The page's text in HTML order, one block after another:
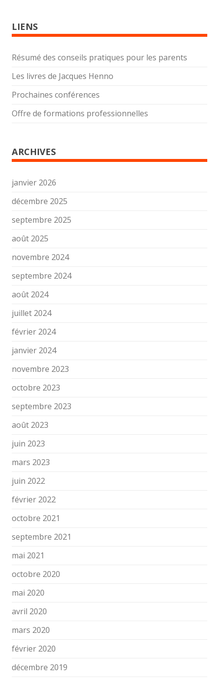
LIENS
Résumé des conseils pratiques pour les parents
Les livres de Jacques Henno
Prochaines conférences
Offre de formations professionnelles
ARCHIVES
janvier 2026
décembre 2025
septembre 2025
août 2025
novembre 2024
septembre 2024
août 2024
juillet 2024
février 2024
janvier 2024
novembre 2023
octobre 2023
septembre 2023
août 2023
juin 2023
mars 2023
juin 2022
février 2022
octobre 2021
septembre 2021
mai 2021
octobre 2020
mai 2020
avril 2020
mars 2020
février 2020
décembre 2019